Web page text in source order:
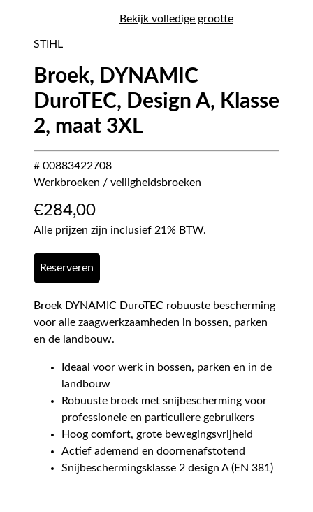
Bekijk volledige grootte
STIHL
Broek, DYNAMIC
DuroTEC, Design A, Klasse
2, maat 3XL
# 00883422708
Werkbroeken / veiligheidsbroeken
€284,00
Alle prijzen zijn inclusief 21% BTW.
Reserveren
Broek DYNAMIC DuroTEC robuuste bescherming
voor alle zaagwerkzaamheden in bossen, parken
en de landbouw.
Ideaal voor werk in bossen, parken en in de
landbouw
Robuuste broek met snijbescherming voor
professionele en particuliere gebruikers
Hoog comfort, grote bewegingsvrijheid
Actief ademend en doornenafstotend
Snijbeschermingsklasse 2 design A (EN 381)